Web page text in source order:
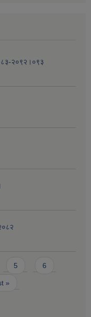
२०९२।०९३
5 6
»